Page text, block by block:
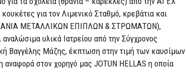
για τον Λιμενικό Σταθμό, κρεβάτια και
ΜΕΤΑΛΛΙΚΩΝ ΕΠΙΠΛΩΝ & ΣΤΡΩΜΑΤΩΝ),
υλικά Ιατρείου από την Σύγχρονος
Βαγγέλης Μάζης, έκπτωση στην τιμή των καυσίμων
αναφορά στον χορηγό μας JOTUN HELLAS η οποία